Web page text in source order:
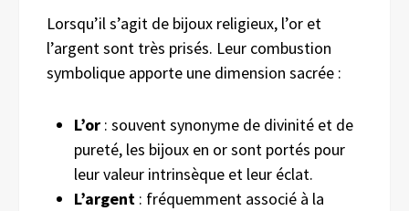
Lorsqu’il s’agit de bijoux religieux, l’or et
l’argent sont très prisés. Leur combustion
symbolique apporte une dimension sacrée :
L’or : souvent synonyme de divinité et de
pureté, les bijoux en or sont portés pour
leur valeur intrinsèque et leur éclat.
L’argent : fréquemment associé à la